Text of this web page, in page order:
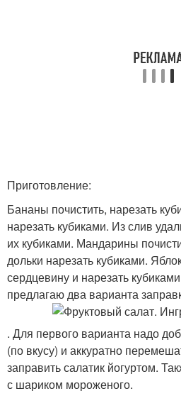
Приготовление:
Бананы почистить, нарезать
нарезать кубиками. Из слив
их кубиками. Мандарины
дольки нарезать кубиками.
сердцевину и нарезать
предлагаю два варианта
. Для первого варианта надо
(по вкусу) и аккуратно
заправить салатик йогуртом.
с шариком мороженого.